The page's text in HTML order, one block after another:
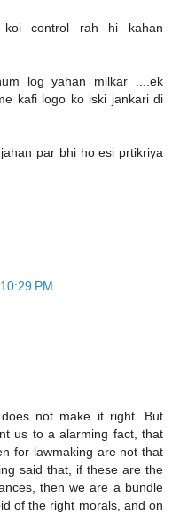
koi control rah hi kahan
log yahan milkar ....ek
kafi logo ko iski jankari di
par bhi ho esi prtikriya
PM
not make it right. But
us to a alarming fact, that
for lawmaking are not that
said that, if these are the
then we are a bundle
of the right morals, and on